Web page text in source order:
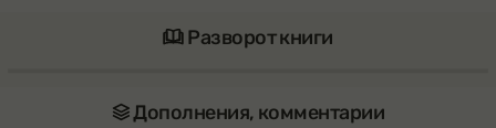
Разворот книги
Допол­не­ния, коммен­та­рии